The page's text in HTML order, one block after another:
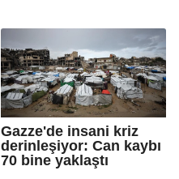
Gazze'de insani kriz
derinleşiyor: Can kaybı
70 bine yaklaştı